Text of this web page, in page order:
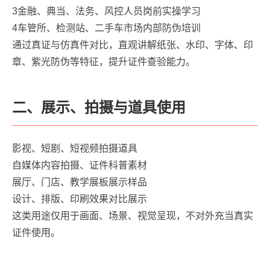
3金融、典当、法务、风控人员岗前实操学习
4车管所、检测站、二手车市场内部防伪培训
通过真证与仿真件对比，直观讲解纸张、水印、字体、印
章、紫光防伪等特征，提升证件查验能力。
二、展示、拍摄与道具使用
影视、短剧、短视频拍摄道具
自媒体内容拍摄、证件科普素材
展厅、门店、教学展板展示样品
设计、排版、印刷效果对比展示
这类用途仅用于画面、场景、视觉呈现，不对外充当真实
证件使用。